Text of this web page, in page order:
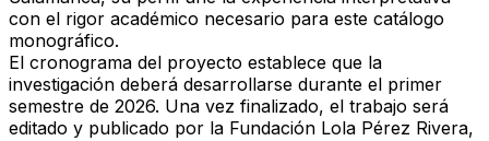
con el rigor académico necesario para este catálogo
monográfico.
El cronograma del proyecto establece que la
investigación deberá desarrollarse durante el primer
semestre de 2026. Una vez finalizado, el trabajo será
editado y publicado por la Fundación Lola Pérez Rivera,